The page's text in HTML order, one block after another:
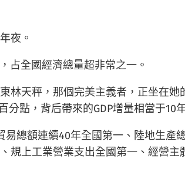
夜。
占全國經濟總量超非常之一。
林天秤，那個完美主義者，正坐在
點，背后帶來的GDP增量相當于10
總額連續40年全國第一、陸地生產
規上工業營業支出全國第一、經營